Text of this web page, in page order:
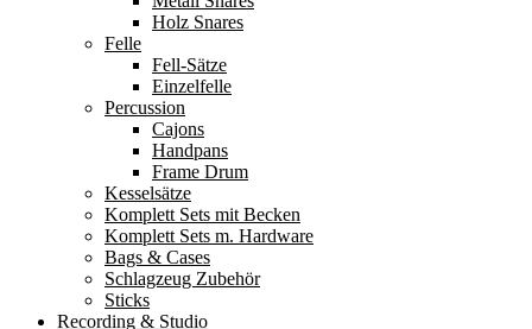
Holz Snares
Felle
Fell-Sätze
Einzelfelle
Percussion
Cajons
Handpans
Frame Drum
Kesselsätze
Komplett Sets mit Becken
Komplett Sets m. Hardware
Bags & Cases
Schlagzeug Zubehör
Sticks
Recording & Studio